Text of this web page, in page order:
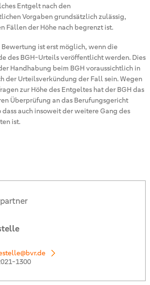
Entgelt nach den
Vorgaben grundsätzlich zulässig,
Fällen der Höhe nach begrenzt ist.
ist erst möglich, wenn die
des BGH-Urteils veröffentlicht werden. Dies
Handhabung beim BGH voraussichtlich in
der Urteilsverkündung der Fall sein. Wegen
zur Höhe des Entgeltes hat der BGH das
Überprüfung an das Berufungsgericht
auch insoweit der weitere Gang des
ist.
1300